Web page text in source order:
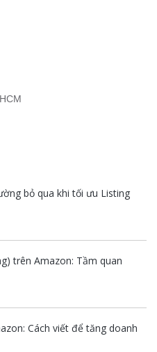
bỏ qua khi tối ưu Listing
trên Amazon: Tầm quan
Cách viết để tăng doanh